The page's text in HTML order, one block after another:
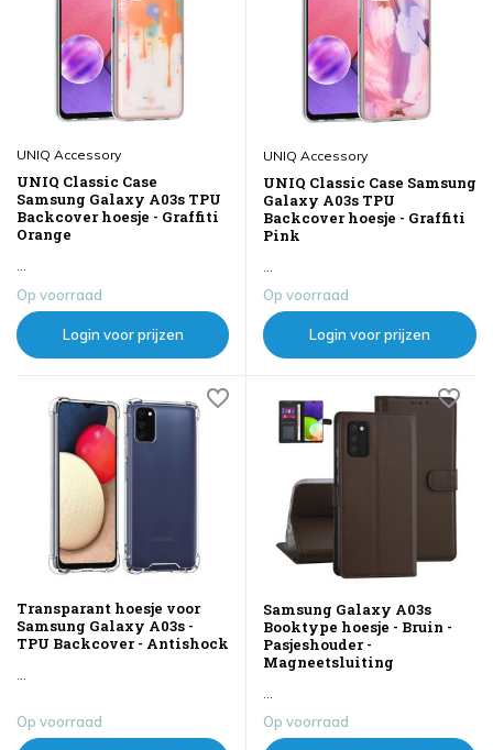
UNIQ Accessory
UNIQ Classic Case
Samsung Galaxy A03s TPU
Backcover hoesje - Graffiti
Orange
...
Op voorraad
Login voor prijzen
UNIQ Accessory
UNIQ Classic Case Samsung
Galaxy A03s TPU
Backcover hoesje - Graffiti
Pink
...
Op voorraad
Login voor prijzen
Transparant hoesje voor
Samsung Galaxy A03s -
TPU Backcover - Antishock
...
Op voorraad
Samsung Galaxy A03s
Booktype hoesje - Bruin -
Pasjeshouder -
Magneetsluiting
Op voorraad